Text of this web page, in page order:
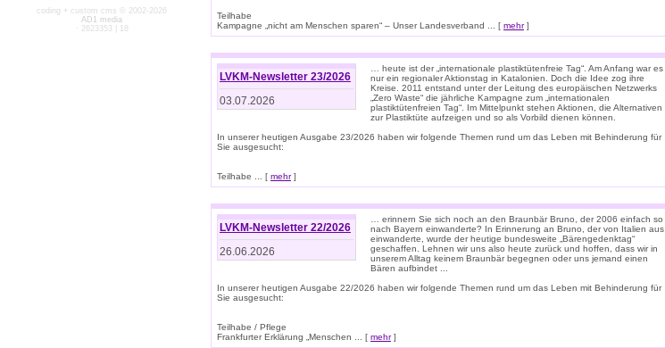
coding + custom cms © 2002-2026
AD1 media
· 2623353 | 18
Teilhabe
Kampagne „nicht am Menschen sparen“ – Unser Landesverband ... [ mehr]
LVKM-Newsletter 23/2026
03.07.2026
… heute ist der „internationale plastiktütenfreie Tag“. Am Anfang war es
nur ein regionaler Aktionstag in Katalonien. Doch die Idee zog ihre
Kreise. 2011 entstand unter der Leitung des europäischen Netzwerks
„Zero Waste“ die jährliche Kampagne zum „internationalen
plastiktütenfreien Tag“. Im Mittelpunkt stehen Aktionen, die Alternativen
zur Plastiktüte aufzeigen und so als Vorbild dienen können.
In unserer heutigen Ausgabe 23/2026 haben wir folgende Themen rund um das Leben mit Behinderung für
Sie ausgesucht:
Teilhabe ... [ mehr]
LVKM-Newsletter 22/2026
26.06.2026
… erinnern Sie sich noch an den Braunbär Bruno, der 2006 einfach so
nach Bayern einwanderte? In Erinnerung an Bruno, der von Italien aus
einwanderte, wurde der heutige bundesweite „Bärengedenktag“
geschaffen. Lehnen wir uns also heute zurück und hoffen, dass wir in
unserem Alltag keinem Braunbär begegnen oder uns jemand einen
Bären aufbindet ...
In unserer heutigen Ausgabe 22/2026 haben wir folgende Themen rund um das Leben mit Behinderung für
Sie ausgesucht:
Teilhabe / Pflege
Frankfurter Erklärung „Menschen ... [ mehr]